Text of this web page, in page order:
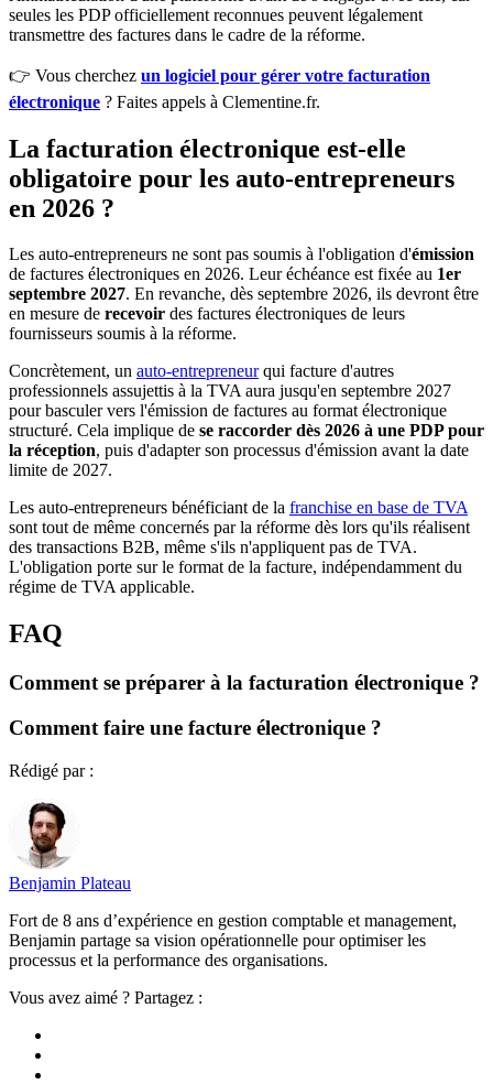
seules les PDP officiellement reconnues peuvent légalement
transmettre des factures dans le cadre de la réforme.
👉 Vous cherchez un logiciel pour gérer votre facturation
électronique ? Faites appels à Clementine.fr.
La facturation électronique est-elle
obligatoire pour les auto-entrepreneurs
en 2026 ?
Les auto-entrepreneurs ne sont pas soumis à l'obligation d'émission
de factures électroniques en 2026. Leur échéance est fixée au 1er
septembre 2027. En revanche, dès septembre 2026, ils devront être
en mesure de recevoir des factures électroniques de leurs
fournisseurs soumis à la réforme.
Concrètement, un auto-entrepreneurqui facture d'autres
professionnels assujettis à la TVA aura jusqu'en septembre 2027
pour basculer vers l'émission de factures au format électronique
structuré. Cela implique de se raccorder dès 2026 à une PDP pour
la réception, puis d'adapter son processus d'émission avant la date
limite de 2027.
Les auto-entrepreneurs bénéficiant de la franchise en base de TVA
sont tout de même concernés par la réforme dès lors qu'ils réalisent
des transactions B2B, même s'ils n'appliquent pas de TVA.
L'obligation porte sur le format de la facture, indépendamment du
régime de TVA applicable.
FAQ
Comment se préparer à la facturation électronique ?
Comment faire une facture électronique ?
Rédigé par :
Benjamin Plateau
Fort de 8 ans d’expérience en gestion comptable et management,
Benjamin partage sa vision opérationnelle pour optimiser les
processus et la performance des organisations.
Vous avez aimé ? Partagez :